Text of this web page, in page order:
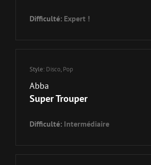
Difficulté: Expert !
Style: Disco, Pop
Abba
Super Trouper
Difficulté: Intermédiaire